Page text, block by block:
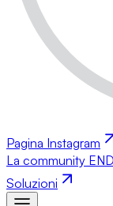
Pagina Instagram
La community
Soluzioni